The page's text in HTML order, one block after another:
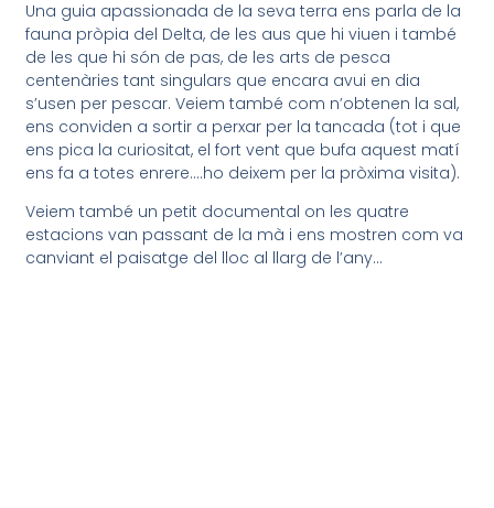
Una guia apassionada de la seva terra ens parla de la
fauna pròpia del Delta, de les aus que hi viuen i també
de les que hi són de pas, de les arts de pesca
centenàries tant singulars que encara avui en dia
s’usen per pescar. Veiem també com n’obtenen la sal,
ens conviden a sortir a perxar per la tancada (tot i que
ens pica la curiositat, el fort vent que bufa aquest matí
ens fa a totes enrere….ho deixem per la pròxima visita).
Veiem també un petit documental on les quatre
estacions van passant de la mà i ens mostren com va
canviant el paisatge del lloc al llarg de l’any…